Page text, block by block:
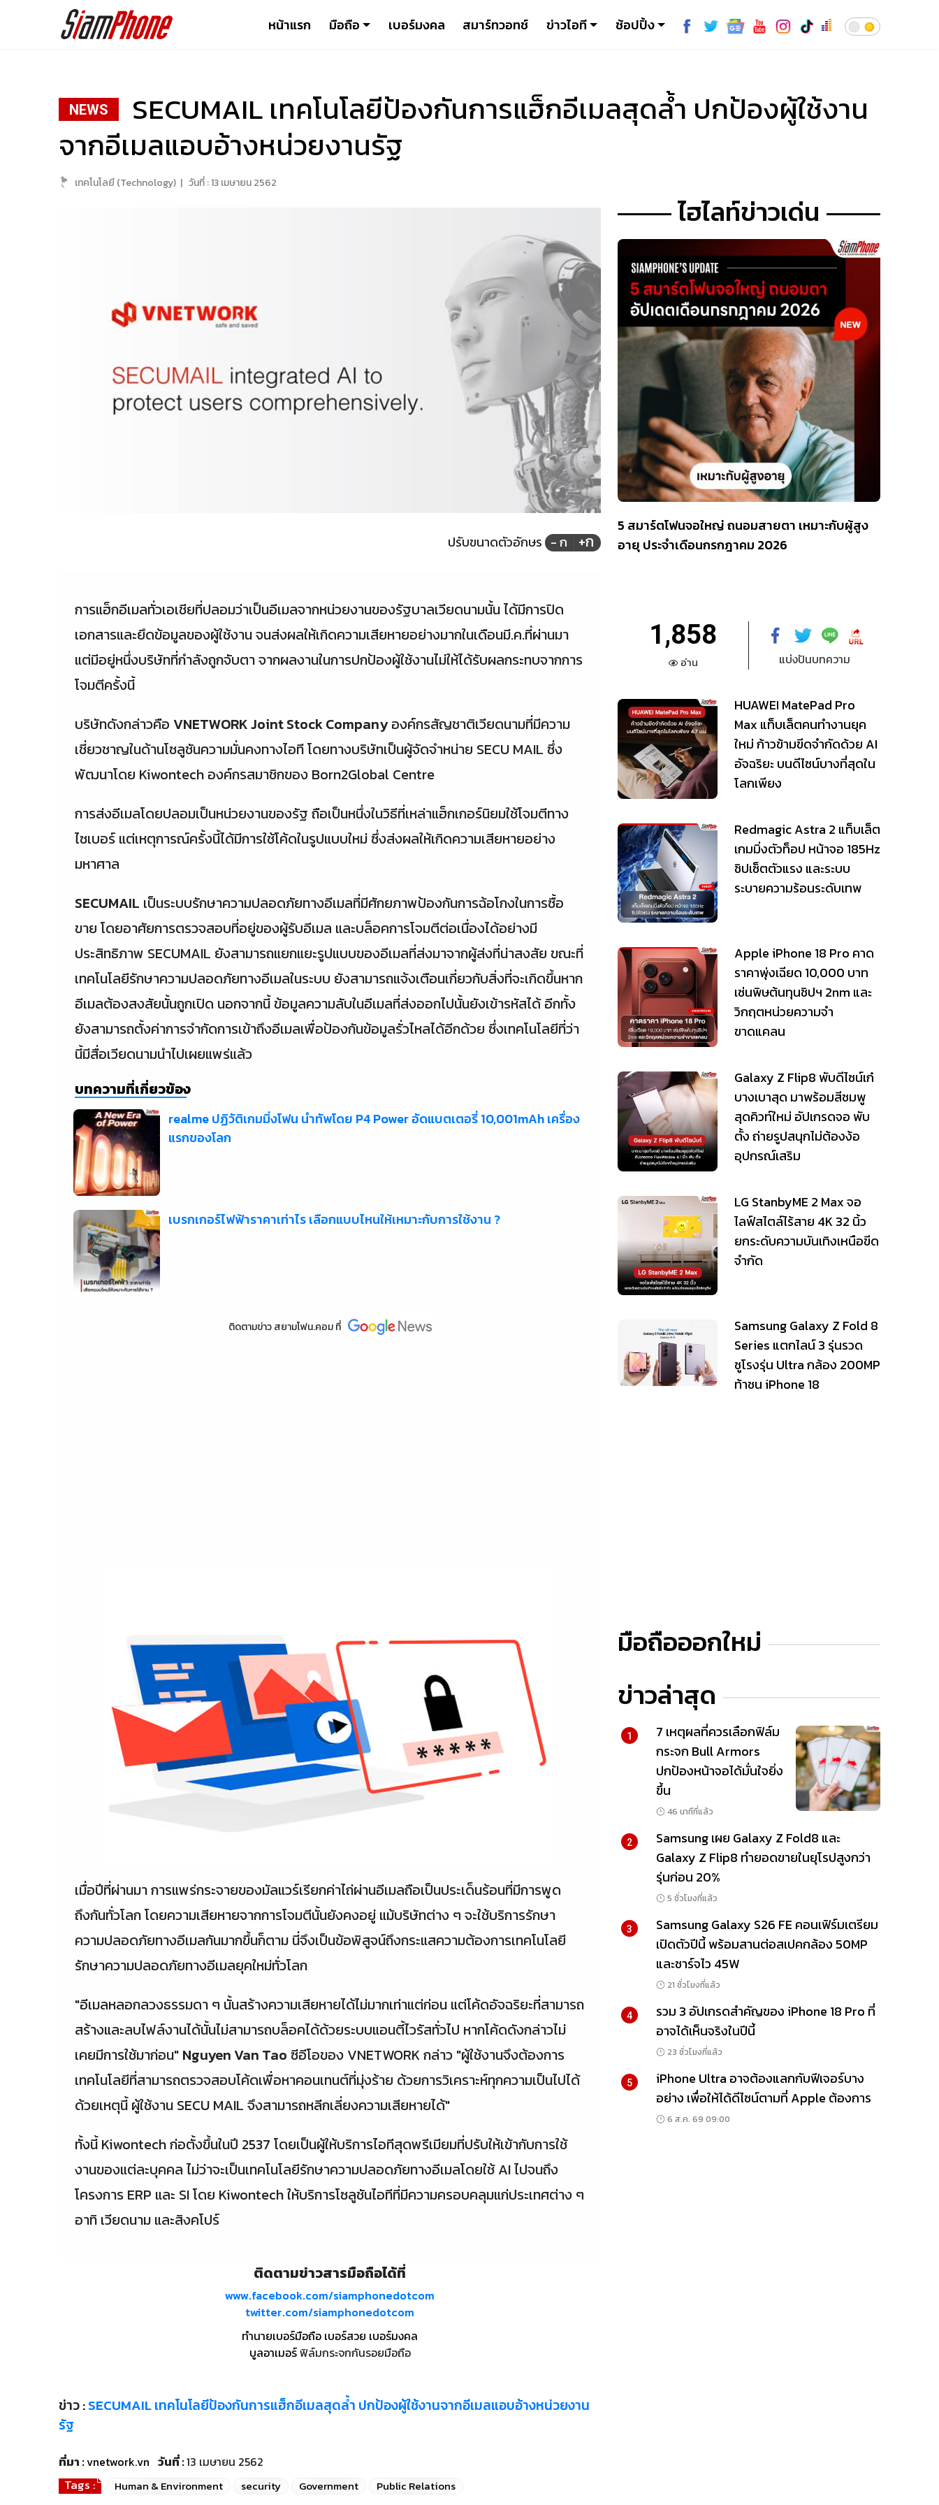
หน้าแรก มือถือ เบอร์มงคล สมาร์ทวอทช์ ข่าวไอที ช้อปปิ้ง
NEWS
SECUMAIL เทคโนโลยีป้องกันการแฮ็กอีเมลสุดล้ำ ปกป้องผู้ใช้งาน
จากอีเมลแอบอ้างหน่วยงานรัฐ
เทคโนโลยี (Technology) | วันที่ :13 เมษายน 2562
ปรับขนาดตัวอักษร - ก +ก
การแฮ็กอีเมลทั่วเอเชียที่ปลอมว่าเป็นอีเมลจากหน่วยงานของรัฐบาลเวียดนามนั้น ได้มีการปิด
เอกสารและยึดข้อมูลของผู้ใช้งาน จนส่งผลให้เกิดความเสียหายอย่างมากในเดือนมี.ค.ที่ผ่านมา
แต่มีอยู่หนึ่งบริษัทที่กำลังถูกจับตา จากผลงานในการปกป้องผู้ใช้งานไม่ให้ได้รับผลกระทบจากการ
โจมตีครั้งนี้
บริษัทดังกล่าวคือ VNETWORK Joint Stock Companyองค์กรสัญชาติเวียดนามที่มีความ
เชี่ยวชาญในด้านโซลูชันความมั่นคงทางไอที โดยทางบริษัทเป็นผู้จัดจำหน่าย SECU MAIL ซึ่ง
พัฒนาโดย Kiwontech องค์กรสมาชิกของ Born2Global Centre
การส่งอีเมลโดยปลอมเป็นหน่วยงานของรัฐ ถือเป็นหนึ่งในวิธีที่เหล่าแฮ็กเกอร์นิยมใช้โจมตีทาง
ไซเบอร์ แต่เหตุการณ์ครั้งนี้ได้มีการใช้โค้ดในรูปแบบใหม่ ซึ่งส่งผลให้เกิดความเสียหายอย่าง
มหาศาล
SECUMAIL เป็นระบบรักษาความปลอดภัยทางอีเมลที่มีศักยภาพป้องกันการฉ้อโกงในการซื้อ
ขาย โดยอาศัยการตรวจสอบที่อยู่ของผู้รับอีเมล และบล็อคการโจมตีต่อเนื่องได้อย่างมี
ประสิทธิภาพ SECUMAIL ยังสามารถแยกแยะรูปแบบของอีเมลที่ส่งมาจากผู้ส่งที่น่าสงสัย ขณะที่
เทคโนโลยีรักษาความปลอดภัยทางอีเมลในระบบ ยังสามารถแจ้งเตือนเกี่ยวกับสิ่งที่จะเกิดขึ้นหาก
อีเมลต้องสงสัยนั้นถูกเปิด นอกจากนี้ ข้อมูลความลับในอีเมลที่ส่งออกไปนั้นยังเข้ารหัสได้ อีกทั้ง
ยังสามารถตั้งค่าการจำกัดการเข้าถึงอีเมลเพื่อป้องกันข้อมูลรั่วไหลได้อีกด้วย ซึ่งเทคโนโลยีที่ว่า
นี้มีสื่อเวียดนามนำไปเผยแพร่แล้ว
บทความที่เกี่ยวข้อง
realme ปฏิวัติเกมมิ่งโฟน นำทัพโดย P4 Power อัดแบตเตอรี่ 10,001mAh เครื่อง
แรกของโลก
เบรกเกอร์ไฟฟ้าราคาเท่าไร เลือกแบบไหนให้เหมาะกับการใช้งาน ?
ติดตามข่าวสยามโฟน.คอมที่
เมื่อปีที่ผ่านมา การแพร่กระจายของมัลแวร์เรียกค่าไถ่ผ่านอีเมลถือเป็นประเด็นร้อนที่มีการพูด
ถึงกันทั่วโลก โดยความเสียหายจากการโจมตีนั้นยังคงอยู่ แม้บริษัทต่าง ๆ จะใช้บริการรักษา
ความปลอดภัยทางอีเมลกันมากขึ้นก็ตาม นี่จึงเป็นข้อพิสูจน์ถึงกระแสความต้องการเทคโนโลยี
รักษาความปลอดภัยทางอีเมลยุคใหม่ทั่วโลก
"อีเมลหลอกลวงธรรมดา ๆ นั้นสร้างความเสียหายได้ไม่มากเท่าแต่ก่อน แต่โค้ดอัจฉริยะที่สามารถ
สร้างและลบไฟล์งานได้นั้นไม่สามารถบล็อคได้ด้วยระบบแอนตี้ไวรัสทั่วไป หากโค้ดดังกล่าวไม่
เคยมีการใช้มาก่อน" Nguyen Van Tao ซีอีโอของ VNETWORK กล่าว "ผู้ใช้งานจึงต้องการ
เทคโนโลยีที่สามารถตรวจสอบโค้ดเพื่อหาคอนเทนต์ที่มุ่งร้าย ด้วยการวิเคราะห์ทุกความเป็นไปได้
ด้วยเหตุนี้ ผู้ใช้งาน SECU MAIL จึงสามารถหลีกเลี่ยงความเสียหายได้"
ทั้งนี้ Kiwontech ก่อตั้งขึ้นในปี 2537 โดยเป็นผู้ให้บริการไอทีสุดพรีเมียมที่ปรับให้เข้ากับการใช้
งานของแต่ละบุคคล ไม่ว่าจะเป็นเทคโนโลยีรักษาความปลอดภัยทางอีเมลโดยใช้ AI ไปจนถึง
โครงการ ERP และ SI โดย Kiwontech ให้บริการโซลูชันไอทีที่มีความครอบคลุมแก่ประเทศต่าง ๆ
อาทิ เวียดนาม และสิงคโปร์
ติดตามข่าวสารมือถือได้ที่
www.facebook.com/siamphonedotcom
twitter.com/siamphonedotcom
ทำนายเบอร์มือถือ เบอร์สวย เบอร์มงคล
บูลอาเมอร์ฟิล์มกระจกกันรอยมือถือ
ข่าว :SECUMAIL เทคโนโลยีป้องกันการแฮ็กอีเมลสุดล้ำ ปกป้องผู้ใช้งานจากอีเมลแอบอ้างหน่วยงาน
รัฐ
ที่มา :vnetwork.vn วันที่ :13 เมษายน 2562
Tags : Human & Environment security Government Public Relations
ไฮไลท์ข่าวเด่น
5 สมาร์ตโฟนจอใหญ่ ถนอมสายตา เหมาะกับผู้สูง
อายุ ประจำเดือนกรกฎาคม 2026
1,858
อ่าน แบ่งปันบทความ
HUAWEI MatePad Pro
Max แท็บเล็ตคนทำงานยุค
ใหม่ ก้าวข้ามขีดจำกัดด้วย AI
อัจฉริยะ บนดีไซน์บางที่สุดใน
โลกเพียง
Redmagic Astra 2 แท็บเล็ต
เกมมิ่งตัวท็อป หน้าจอ 185Hz
ชิปเซ็ตตัวแรง และระบบ
ระบายความร้อนระดับเทพ
Apple iPhone 18 Pro คาด
ราคาพุ่งเฉียด 10,000 บาท
เซ่นพิษต้นทุนชิปฯ 2nm และ
วิกฤตหน่วยความจำ
ขาดแคลน
Galaxy Z Flip8 พับดีไซน์เก๋
บางเบาสุด มาพร้อมสีชมพู
สุดคิวท์ใหม่ อัปเกรดจอ พับ
ตั้ง ถ่ายรูปสนุกไม่ต้องง้อ
อุปกรณ์เสริม
LG StanbyME 2 Max จอ
ไลฟ์สไตล์ไร้สาย 4K 32 นิ้ว
ยกระดับความบันเทิงเหนือขีด
จำกัด
Samsung Galaxy Z Fold 8
Series แตกไลน์ 3 รุ่นรวด
ชูโรงรุ่น Ultra กล้อง 200MP
ท้าชน iPhone 18
มือถือออกใหม่
ข่าวล่าสุด
1
7 เหตุผลที่ควรเลือกฟิล์ม
กระจก Bull Armors
ปกป้องหน้าจอได้มั่นใจยิ่ง
ขึ้น
46 นาทีที่แล้ว
2
Samsung เผย Galaxy Z Fold8 และ
Galaxy Z Flip8 ทำยอดขายในยุโรปสูงกว่า
รุ่นก่อน 20%
5 ชั่วโมงที่แล้ว
3
Samsung Galaxy S26 FE คอนเฟิร์มเตรียม
เปิดตัวปีนี้ พร้อมสานต่อสเปคกล้อง 50MP
และชาร์จไว 45W
21 ชั่วโมงที่แล้ว
4
รวม 3 อัปเกรดสำคัญของ iPhone 18 Pro ที่
อาจได้เห็นจริงในปีนี้
23 ชั่วโมงที่แล้ว
5
iPhone Ultra อาจต้องแลกกับฟีเจอร์บาง
อย่าง เพื่อให้ได้ดีไซน์ตามที่ Apple ต้องการ
6 ส.ค. 69 09:00